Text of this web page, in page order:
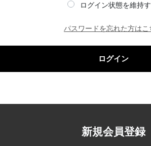
ログイン状態を維持
パスワードを忘れた方はこ
ログイン
新規会員登録